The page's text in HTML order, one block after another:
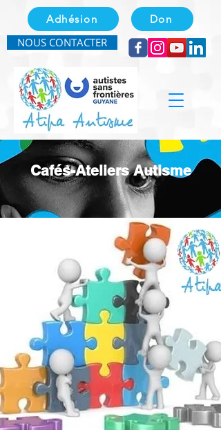
Adhésion Don
NOUS CONTACTER
Cafés-Ateliers Autisme